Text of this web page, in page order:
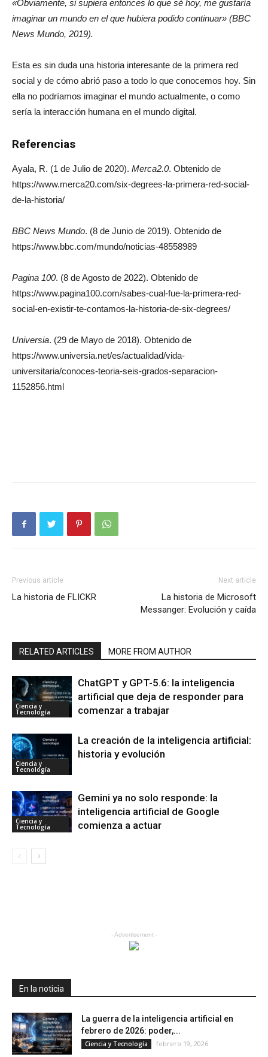
«Obviamente, si supiera entonces lo que sé hoy, me gustaría
imaginar un mundo en el que hubiera podido continuar» (BBC
News Mundo, 2019).
Esta es sin duda una historia interesante de la primera red
social y de cómo abrió paso a todo lo que conocemos hoy. Sin
ella no podríamos imaginar el mundo actualmente, o como
sería la interacción humana en el mundo digital.
Referencias
Ayala, R. (1 de Julio de 2020). Merca2.0. Obtenido de
https://www.merca20.com/six-degrees-la-primera-red-social-
de-la-historia/
BBC News Mundo. (8 de Junio de 2019). Obtenido de
https://www.bbc.com/mundo/noticias-48558989
Pagina 100. (8 de Agosto de 2022). Obtenido de
https://www.pagina100.com/sabes-cual-fue-la-primera-red-
social-en-existir-te-contamos-la-historia-de-six-degrees/
Universia. (29 de Mayo de 2018). Obtenido de
https://www.universia.net/es/actualidad/vida-
universitaria/conoces-teoria-seis-grados-separacion-
1152856.html
Previous article
La historia de FLICKR
Next article
La historia de Microsoft
Messanger: Evolución y caída
RELATED ARTICLES MORE FROM AUTHOR
Ciencia y
Tecnología
ChatGPT y GPT-5.6: la inteligencia
artificial que deja de responder para
comenzar a trabajar
Ciencia y
Tecnología
La creación de la inteligencia artificial:
historia y evolución
Ciencia y
Tecnología
Gemini ya no solo responde: la
inteligencia artificial de Google
comienza a actuar
- Advertisement -
En la noticia
La guerra de la inteligencia artificial en
febrero de 2026: poder,...
Ciencia y Tecnología febrero 19, 2026